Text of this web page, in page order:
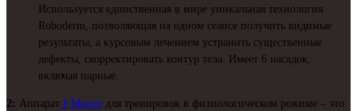
Используется единственная в мире уникальная технология
Roboderm, позволяющая на одном сеансе получить видимые
результаты, а курсовым лечением устранить существенные
дефекты, скорректировать контур тела. Имеет 6 насадок,
включая парные.
2: Аппарат I-Moove для тренировок в физиологическом режиме – это